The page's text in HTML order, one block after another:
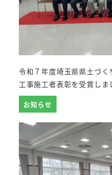
令和７年度埼玉県県土づ
工事施工者表彰を受賞しま
お知らせ